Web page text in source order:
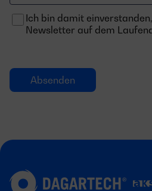
Ich bin damit
Newsletter auf dem